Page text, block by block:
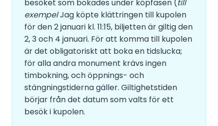
besöket som bokades under köpfasen (till
exempelJag köpte klättringen till kupolen
för den 2 januari kl. 11:15, biljetten är giltig den
2, 3 och 4 januari. För att komma till kupolen
är det obligatoriskt att boka en tidslucka;
för alla andra monument krävs ingen
timbokning, och öppnings- och
stängningstiderna gäller. Giltighetstiden
börjar från det datum som valts för ett
besök i kupolen.